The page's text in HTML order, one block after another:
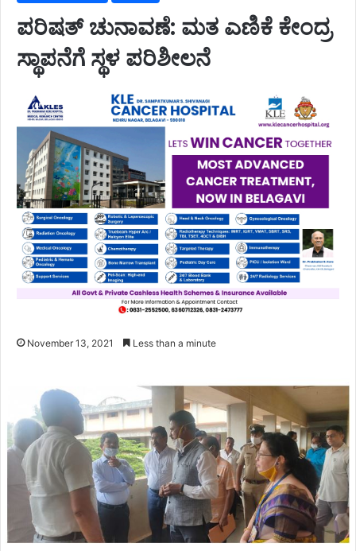
ಪರಿಷತ್ ಚುನಾವಣೆ: ಮತ ಎಣಿಕೆ‌ ಕೇಂದ್ರ
ಸ್ಥಾಪನೆಗೆ ಸ್ಥಳ ಪರಿಶೀಲನೆ
November 13, 2021 Less than a minute